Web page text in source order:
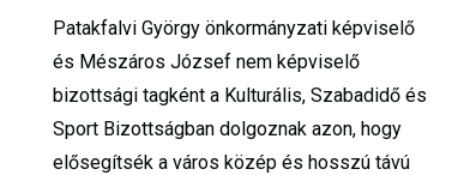
Patakfalvi György önkormányzati képviselő
és Mészáros József nem képviselő
bizottsági tagként a Kulturális, Szabadidő és
Sport Bizottságban dolgoznak azon, hogy
elősegítsék a város közép és hosszú távú